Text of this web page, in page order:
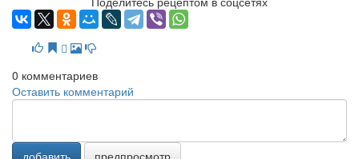
0 комментариев
Оставить комментарий